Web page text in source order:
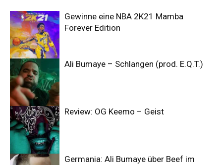
Gewinne eine NBA 2K21 Mamba
Forever Edition
Ali Bumaye – Schlangen (prod. E.Q.T.)
Review: OG Keemo – Geist
Germania: Ali Bumaye über Beef im